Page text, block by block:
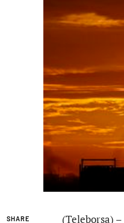
SHARE
(Teleborsa)